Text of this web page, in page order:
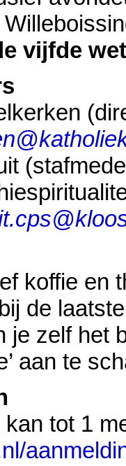
vijfde
koffie en
de
je zelf het
aan te
tot 1